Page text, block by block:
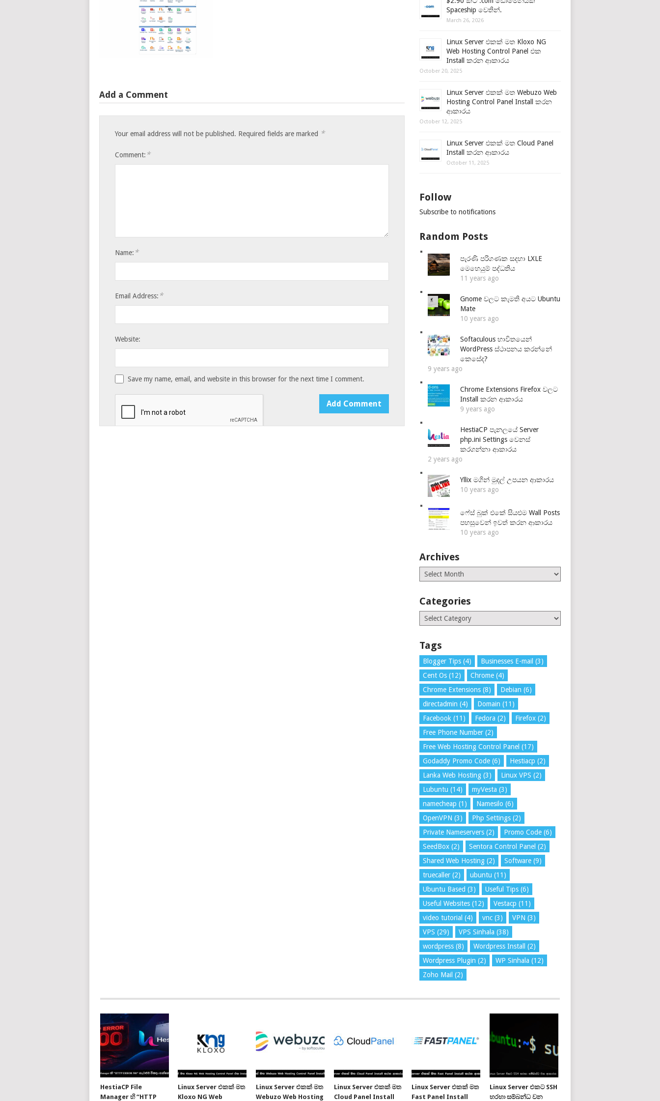
Add a Comment
Your email address will not be published. Required fields are marked *
Comment: *
Name: *
Email Address: *
Website:
Save my name, email, and website in this browser for the next time I comment.
Spaceship වෙතින්.
March 26, 2026
Linux Server එකක් මත Kloxo NG
Web Hosting Control Panel එක
Install කරන ආකාරය
October 20, 2025
Linux Server එකක් මත Webuzo Web
Hosting Control Panel Install කරන
ආකාරය
October 12, 2025
Linux Server එකක් මත Cloud Panel
Install කරන ආකාරය
October 11, 2025
Follow
Subscribe to notifications
Random Posts
පැරණි පරිගණක සදහා LXLE
මෙහෙයුම් පද්ධතිය
11 years ago
Gnome වලට කැමති අයට Ubuntu
Mate
10 years ago
Softaculous භාවිතයෙන්
WordPress ස්ථාපනය කරන්නේ
කෙසේද?
9 years ago
Chrome Extensions Firefox වලට
Install කරන ආකාරය
9 years ago
HestiaCP පැනලයේ Server
php.ini Settings වෙනස්
කරගන්නා ආකාරය
2 years ago
Yllix මගින් මුදල් උපයන ආකාරය
10 years ago
ෆේස් බුක් එකේ සියළුම Wall Posts
පහසුවෙන් ඉවත් කරන ආකාරය
10 years ago
Archives
Archives
Categories
Categories
Tags
Blogger Tips (4) Businesses E-mail (3)
Cent Os (12) Chrome (4)
Chrome Extensions (8) Debian (6)
directadmin (4) Domain (11)
Facebook (11) Fedora (2) Firefox (2)
Free Phone Number (2)
Free Web Hosting Control Panel (17)
Godaddy Promo Code (6) Hestiacp (2)
Lanka Web Hosting (3) Linux VPS (2)
Lubuntu (14) myVesta (3)
namecheap (1) Namesilo (6)
OpenVPN (3) Php Settings (2)
Private Nameservers (2) Promo Code (6)
SeedBox (2) Sentora Control Panel (2)
Shared Web Hosting (2) Software (9)
truecaller (2) ubuntu (11)
Ubuntu Based (3) Useful Tips (6)
Useful Websites (12) Vestacp (11)
video tutorial (4) vnc (3) VPN (3)
VPS (29) VPS Sinhala (38)
wordpress (8) Wordpress Install
(2)
Wordpress Plugin (2) WP Sinhala (12)
Zoho Mail (2)
HestiaCP File
Manager හි “HTTP
Linux Server එකක් මත
Kloxo NG Web
Linux Server එකක් මත
Webuzo Web Hosting
Linux Server එකක් මත
Cloud Panel Install
Linux Server එකක් මත
Fast Panel Install
Linux Server එකට SSH
හරහා සම්බන්ධ වන